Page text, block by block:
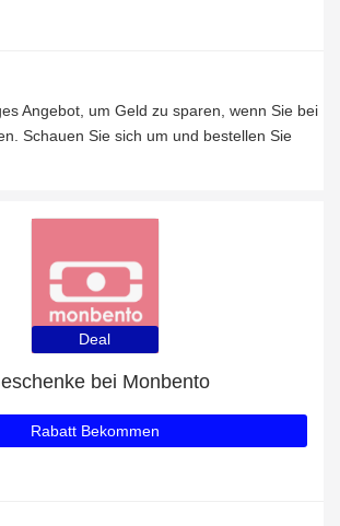
Angebot, um Geld zu sparen, wenn Sie bei
Schauen Sie sich um und bestellen Sie
Deal
bei Monbento
Rabatt Bekommen